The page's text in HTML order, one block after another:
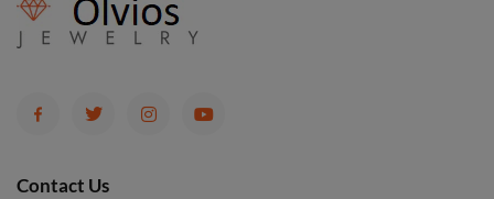
Contact Us